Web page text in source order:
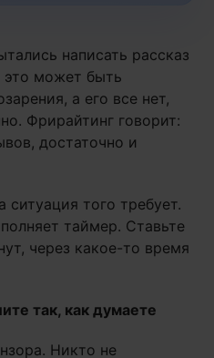
написать рассказ
это может быть
а его все нет,
Фрирайтинг говорит:
достаточно и
того требует.
таймер. Ставьте
через какое-то время
так, как думаете
Никто не